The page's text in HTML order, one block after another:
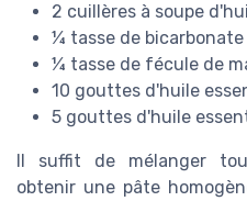
2 cuillères à soupe
¼ tasse de
¼ tasse de fécule de
10 gouttes d'huile
5 gouttes d'huile
Il suffit de mélanger
obtenir une pâte